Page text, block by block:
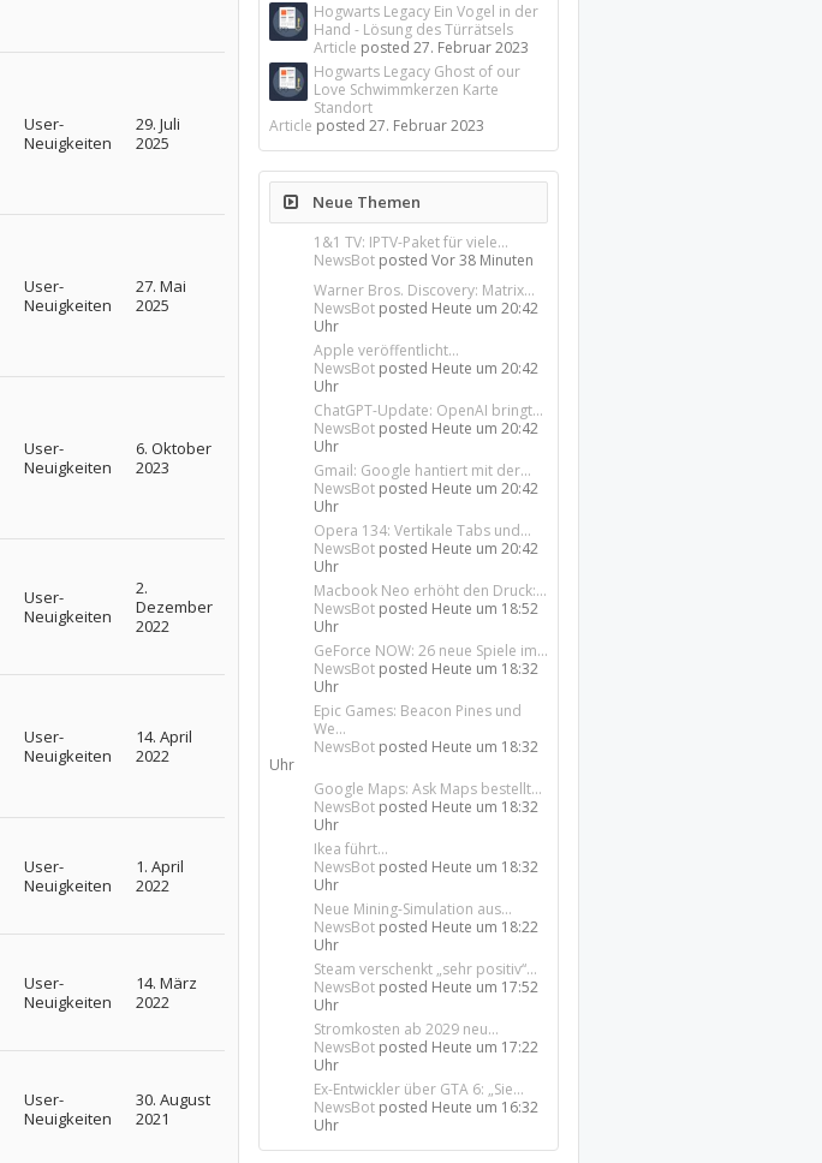
User-
Neuigkeiten
29. Juli
2025
User-
Neuigkeiten
27. Mai
2025
User-
Neuigkeiten
6. Oktober
2023
User-
Neuigkeiten
2.
Dezember
2022
User-
Neuigkeiten
14. April
2022
User-
Neuigkeiten
1. April
2022
User-
Neuigkeiten
14. März
2022
User-
Neuigkeiten
30. August
2021
Hogwarts Legacy Ein Vogel in der
Hand - Lösung des Türrätsels
Article posted27. Februar 2023
Hogwarts Legacy Ghost of our
Love Schwimmkerzen Karte
Standort
Article posted27. Februar 2023
Neue Themen
1&1 TV: IPTV-Paket für viele...
NewsBot postedVor 38 Minuten
Warner Bros. Discovery: Matrix...
NewsBot posted Heute um 20:42
Uhr
Apple veröffentlicht...
NewsBot posted Heute um 20:42
Uhr
ChatGPT-Update: OpenAI bringt...
NewsBot posted Heute um 20:42
Uhr
Gmail: Google hantiert mit der...
NewsBot posted Heute um 20:42
Uhr
Opera 134: Vertikale Tabs und...
NewsBot posted Heute um 20:42
Uhr
Macbook Neo erhöht den Druck:...
NewsBot posted Heute um 18:52
Uhr
GeForce NOW: 26 neue Spiele im...
NewsBot posted Heute um 18:32
Uhr
Epic Games: Beacon Pines und
We...
NewsBot posted Heute um 18:32
Uhr
Google Maps: Ask Maps bestellt...
NewsBot posted Heute um 18:32
Uhr
Ikea führt...
NewsBot posted Heute um 18:32
Uhr
Neue Mining-Simulation aus...
NewsBot posted Heute um 18:22
Uhr
Steam verschenkt „sehr positiv“...
NewsBot posted Heute um 17:52
Uhr
Stromkosten ab 2029 neu...
NewsBot posted Heute um 17:22
Uhr
Ex-Entwickler über GTA 6: „Sie...
NewsBot posted Heute um 16:32
Uhr